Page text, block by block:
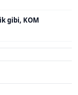
gibi, KOM